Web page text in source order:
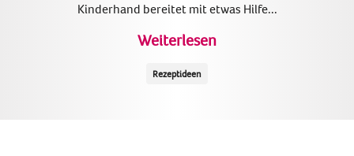
Kinderhand bereitet mit etwas Hilfe...
Weiterlesen
Rezeptideen